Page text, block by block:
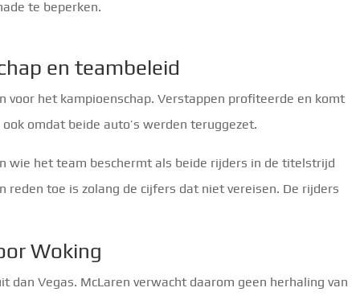
te beperken.
en teambeleid
voor het kampioenschap. Verstappen profiteerde en komt
omdat beide auto’s werden teruggezet.
wie het team beschermt als beide rijders in de titelstrijd
reden toe is zolang de cijfers dat niet vereisen. De rijders
Woking
dan Vegas. McLaren verwacht daarom geen herhaling van